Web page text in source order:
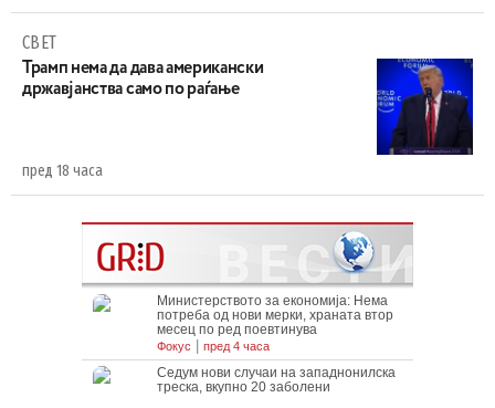
СВЕТ
Трамп нема да дава американски
државјанства само по раѓање
пред 18 часа